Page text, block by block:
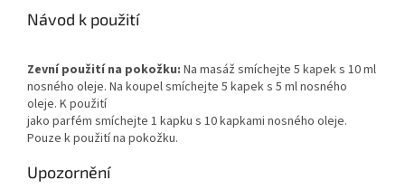
Návod k použití
Zevní použití na pokožku: Na masáž smíchejte 5 kapek s 10 ml
nosného oleje. Na koupel smíchejte 5 kapek s 5 ml nosného
oleje. K použití
jako parfém smíchejte 1 kapku s 10 kapkami nosného oleje.
Pouze k použití na pokožku.
Upozornění